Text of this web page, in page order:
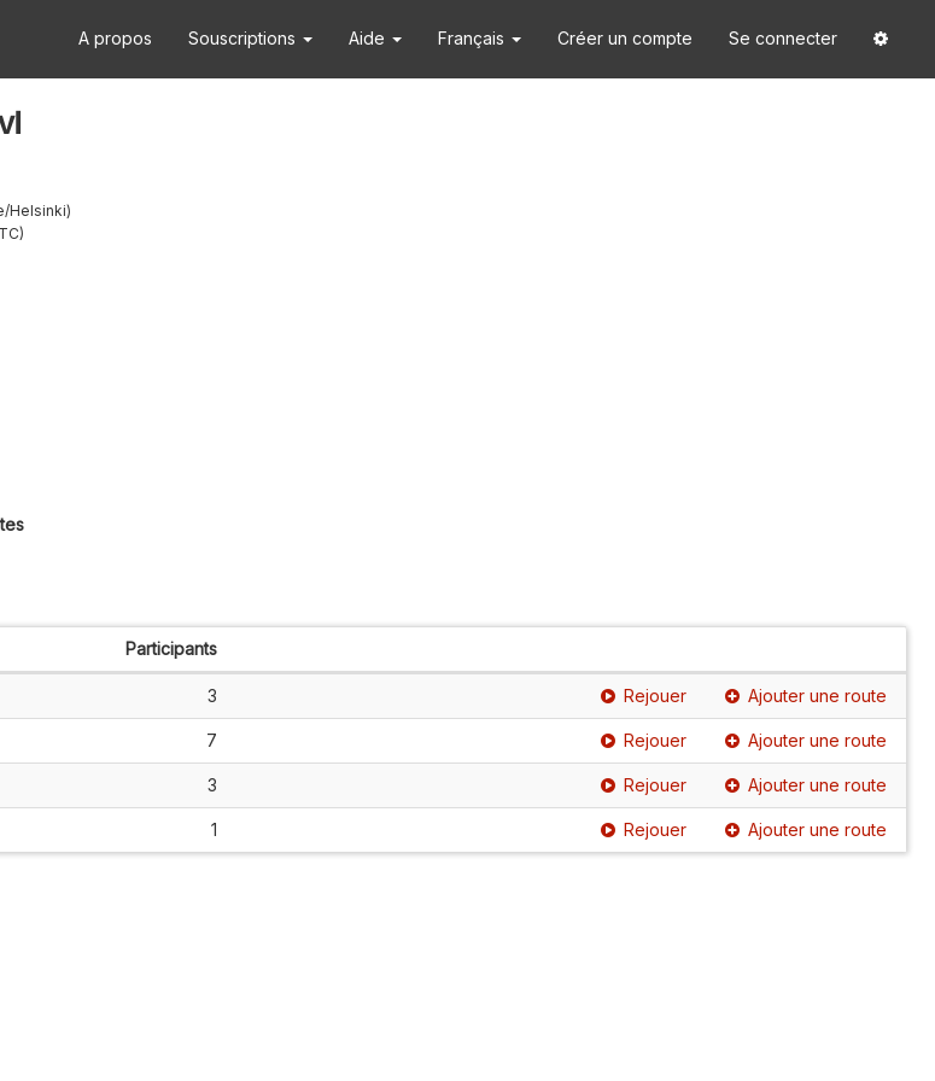
A propos Souscriptions Aide Français Créer un compte Se connecter
Helsinki
Participants
3 Rejouer Ajouter une route
7 Rejouer Ajouter une route
3 Rejouer Ajouter une route
1 Rejouer Ajouter une route